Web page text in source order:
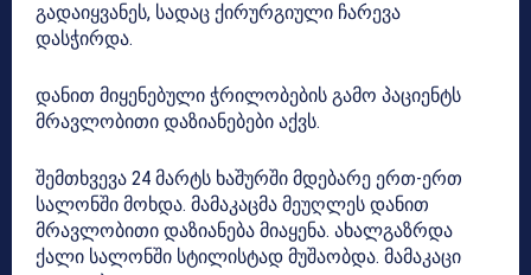
გადაიყვანეს, სადაც ქირურგიული ჩარევა
დასჭირდა.
დანით მიყენებული ჭრილობების გამო პაციენტს
მრავლობითი დაზიანებები აქვს.
შემთხვევა 24 მარტს ხაშურში მდებარე ერთ-ერთ
სალონში მოხდა. მამაკაცმა მეუღლეს დანით
მრავლობითი დაზიანება მიაყენა. ახალგაზრდა
ქალი სალონში სტილისტად მუშაობდა. მამაკაცი